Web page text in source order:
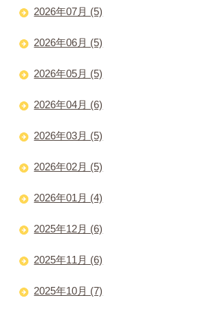
2026年07月 (5)
2026年06月 (5)
2026年05月 (5)
2026年04月 (6)
2026年03月 (5)
2026年02月 (5)
2026年01月 (4)
2025年12月 (6)
2025年11月 (6)
2025年10月 (7)